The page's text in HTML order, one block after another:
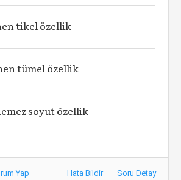
tikel özellik
tümel özellik
soyut özellik
Yap Hata Bildir Soru Detay